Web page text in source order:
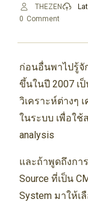
THEZEN
0 Comment
ก่อนอื่นพาไปรู้จั
ขึ้นในปี 2007 เ
วิเคราะห์ต่างๆ
ในระบบ เพื่อใช้
analysis
และถ้าพูดถึงกา
Source ที่เป็น
System มาให้